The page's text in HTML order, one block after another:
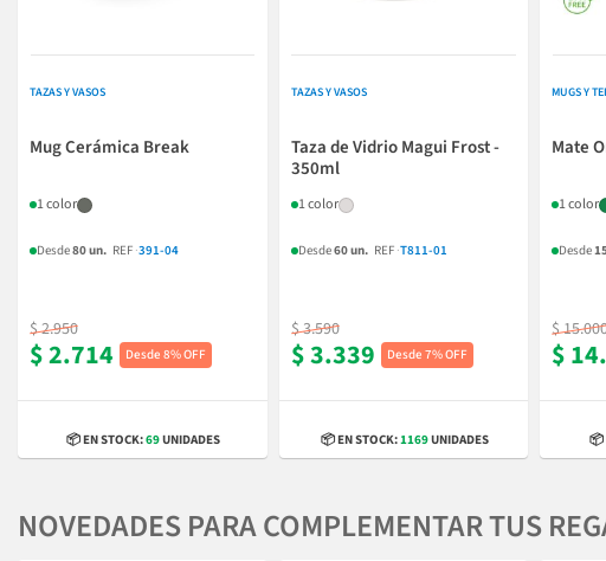
TAZAS Y VASOS
Mug Cerámica Break
1 color
Desde80 un. REF ·391-04
$ 2.950
$ 2.714 8% OFF
📦 EN STOCK:69UNIDADES
TAZAS Y VASOS
Taza de Vidrio Magui Frost -
350ml
1 color
Desde60 un. REF ·T811-01
$ 3.590
$ 3.339 7% OFF
📦 EN STOCK:1169UNIDADES
MUGS Y
Mate
1 color
Desde
$
$
📦
NOVEDADES PARA COMPLEMENTAR TUS